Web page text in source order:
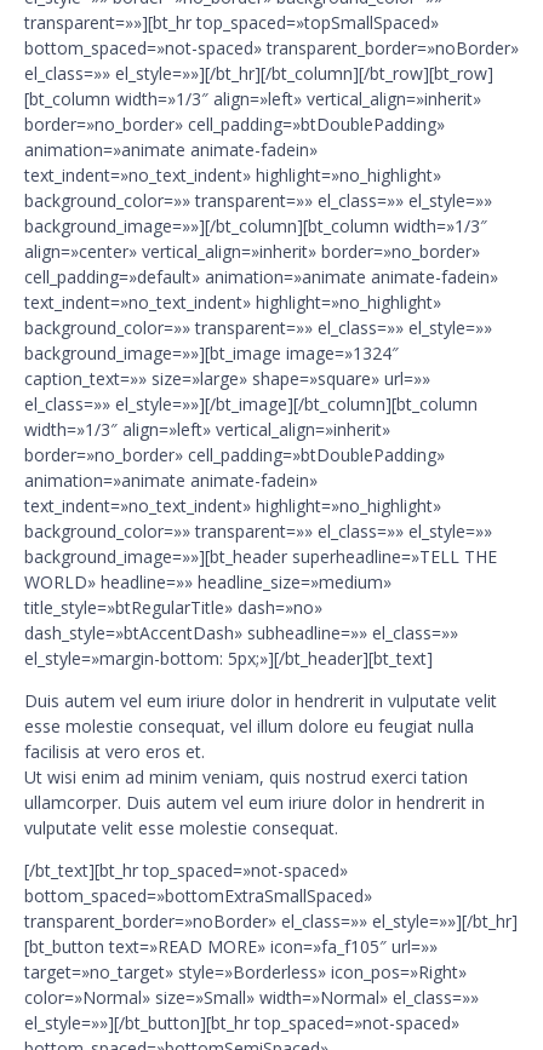
transparent=»»][bt_hr top_spaced=»topSmallSpaced»
bottom_spaced=»not-spaced» transparent_border=»noBorder»
el_class=»» el_style=»»][/bt_hr][/bt_column][/bt_row][bt_row]
[bt_column width=»1/3″ align=»left» vertical_align=»inherit»
border=»no_border» cell_padding=»btDoublePadding»
animation=»animate animate-fadein»
text_indent=»no_text_indent» highlight=»no_highlight»
background_color=»» transparent=»» el_class=»» el_style=»»
background_image=»»][/bt_column][bt_column width=»1/3″
align=»center» vertical_align=»inherit» border=»no_border»
cell_padding=»default» animation=»animate animate-fadein»
text_indent=»no_text_indent» highlight=»no_highlight»
background_color=»» transparent=»» el_class=»» el_style=»»
background_image=»»][bt_image image=»1324″
caption_text=»» size=»large» shape=»square» url=»»
el_class=»» el_style=»»][/bt_image][/bt_column][bt_column
width=»1/3″ align=»left» vertical_align=»inherit»
border=»no_border» cell_padding=»btDoublePadding»
animation=»animate animate-fadein»
text_indent=»no_text_indent» highlight=»no_highlight»
background_color=»» transparent=»» el_class=»» el_style=»»
background_image=»»][bt_header superheadline=»TELL THE
WORLD» headline=»» headline_size=»medium»
title_style=»btRegularTitle» dash=»no»
dash_style=»btAccentDash» subheadline=»» el_class=»»
el_style=»margin-bottom: 5px;»][/bt_header][bt_text]
Duis autem vel eum iriure dolor in hendrerit in vulputate velit
esse molestie consequat, vel illum dolore eu feugiat nulla
facilisis at vero eros et.
Ut wisi enim ad minim veniam, quis nostrud exerci tation
ullamcorper. Duis autem vel eum iriure dolor in hendrerit in
vulputate velit esse molestie consequat.
[/bt_text][bt_hr top_spaced=»not-spaced»
bottom_spaced=»bottomExtraSmallSpaced»
transparent_border=»noBorder» el_class=»» el_style=»»][/bt_hr]
[bt_button text=»READ MORE» icon=»fa_f105″ url=»»
target=»no_target» style=»Borderless» icon_pos=»Right»
color=»Normal» size=»Small» width=»Normal» el_class=»»
el_style=»»][/bt_button][bt_hr top_spaced=»not-spaced»